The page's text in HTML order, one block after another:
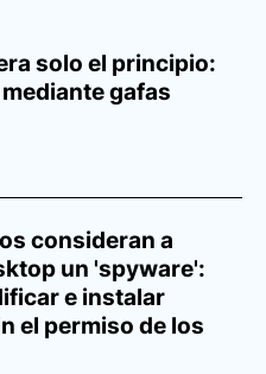
solo el principio:
gafas
consideran a
un 'spyware':
e instalar
el permiso de los